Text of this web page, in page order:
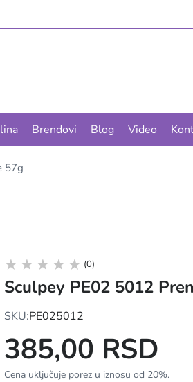
Brendovi Blog Video
57g
(0)
Sculpey PE02 5012
SKU:PE025012
385,00 RSD
Cena uključuje porez u iznosu od 20%.